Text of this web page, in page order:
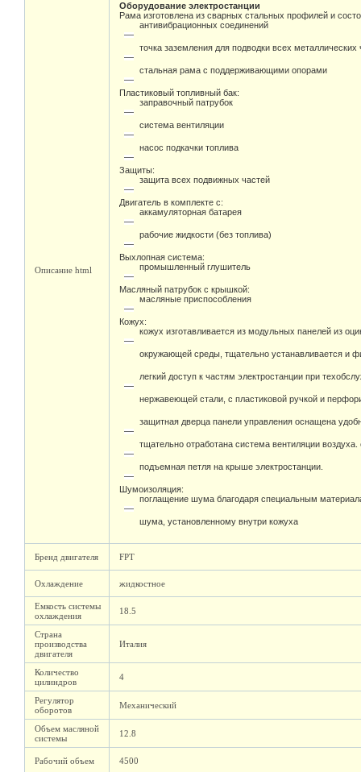
Описание html
Оборудование электростанции
Рама изготовлена из сварных стальных профилей и
антивибрационных соединений
точка заземления для подводки всех
стальная рама с поддерживающими опорами
Пластиковый топливный бак:
заправочный патрубок
система вентиляции
насос подкачки топлива
Защиты:
защита всех подвижных частей
Двигатель в комплекте с:
аккамуляторная батарея
рабочие жидкости (без топлива)
Выхлопная система:
промышленный глушитель
Масляный патрубок с крышкой:
масляные приспособления
Кожух:
кожух изготавливается из модульных панелей из
окружающей среды, тщательно устанавливается и
легкий доступ к частям электростанции при
нержавеющей стали, с пластиковой ручкой и
защитная дверца панели управления оснащена
тщательно отработана система вентиляции
подъемная петля на крыше электростанции.
Шумоизоляция:
поглащение шума благодаря специальным
шума, установленному внутри кожуха
Бренд двигателя FPT
Охлаждение жидкостное
Емкость системы
охлаждения
18.5
Страна
производства
двигателя
Италия
Количество
цилиндров
4
Регулятор
оборотов
Механический
Объем масляной
системы
12.8
Рабочий объем 4500